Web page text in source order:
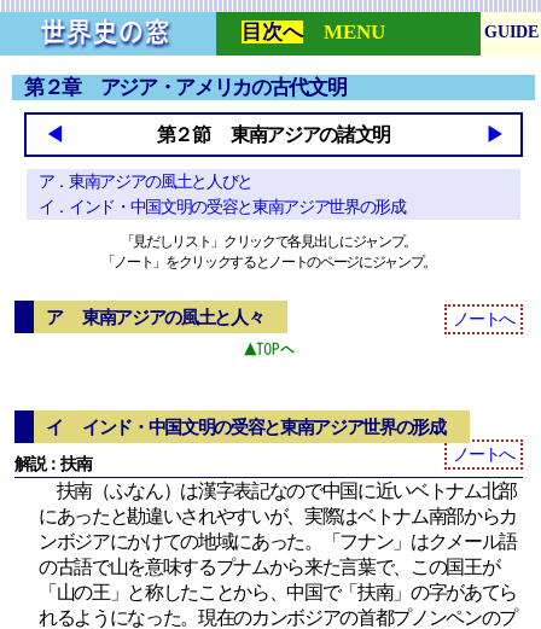
GUIDE
目次へ MENU
第２章 アジア・アメリカの古代文明
◀ 第２節 東南アジアの諸文明 ▶
ア．東南アジアの風土と人びと
イ．インド・中国文明の受容と東南アジア世界の形成
「見だしリスト」クリックで各見出しにジャンプ。
「ノート」をクリックするとノートのページにジャンプ。
ア 東南アジアの風土と人々 ノートへ
イ インド・中国文明の受容と東南アジア世界の形成
ノートへ
解説：扶南
扶南（ふなん）は漢字表記なので中国に近いベトナム北部
にあったと勘違いされやすいが、実際はベトナム南部からカ
ンボジアにかけての地域にあった。「フナン」はクメール語
の古語で山を意味するプナムから来た言葉で、この国王が
「山の王」と称したことから、中国で「扶南」の字があてら
れるようになった。現在のカンボジアの首都プノンペンのプ